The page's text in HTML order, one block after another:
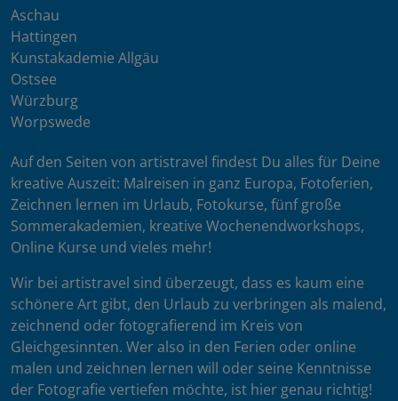
Aschau
Hattingen
Kunstakademie Allgäu
Ostsee
Würzburg
Worpswede
Auf den Seiten von artistravel findest Du alles für Deine
kreative Auszeit: Malreisen in ganz Europa, Fotoferien,
Zeichnen lernen im Urlaub, Fotokurse, fünf große
Sommerakademien, kreative Wochenendworkshops,
Online Kurse und vieles mehr!
Wir bei artistravel sind überzeugt, dass es kaum eine
schönere Art gibt, den Urlaub zu verbringen als malend,
zeichnend oder fotografierend im Kreis von
Gleichgesinnten. Wer also in den Ferien oder online
malen und zeichnen lernen will oder seine Kenntnisse
der Fotografie vertiefen möchte, ist hier genau richtig!